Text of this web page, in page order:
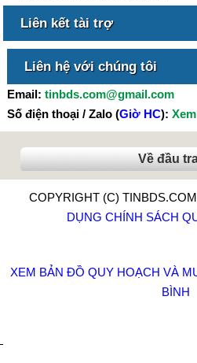
Liên kết tài trợ
Liên hệ với chúng tôi
Email: tinbds.com@gmail.com
Số điện thoại / Zalo (Giờ HC):
Về đầu
COPYRIGHT (C)
DỤNG CHÍNH SÁCH
XEM BẢN ĐỒ QUY HOẠCH VÀ
BÌNH